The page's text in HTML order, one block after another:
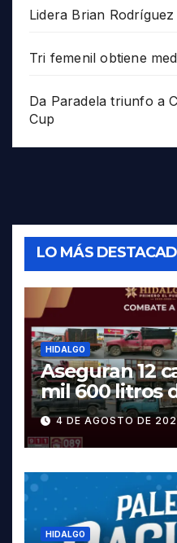
Lidera Brian
Tri femenil obtiene
Da Paradela triunfo a
Cup
LO MÁS
HIDALGO
Aseguran 12
mil 600 litros
y dos
Tula
4 DE AGOSTO DE
HIDALGO